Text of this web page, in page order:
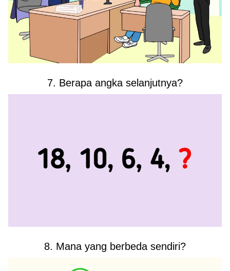
7. Berapa angka selanjutnya?
8. Mana yang berbeda sendiri?